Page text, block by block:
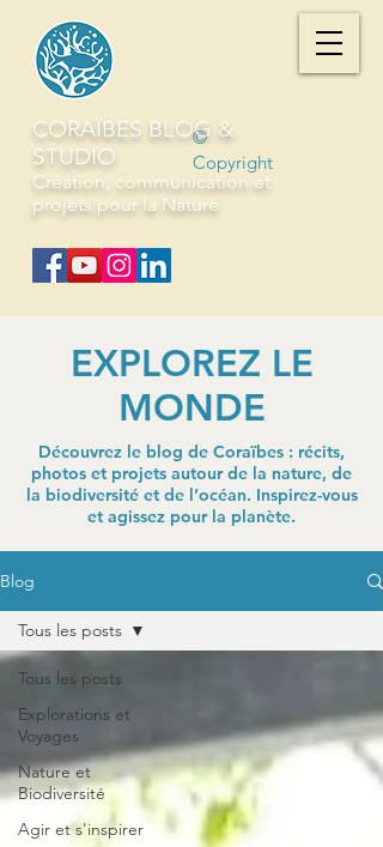
©
Copyright
CORAÏBES BLOG &
STUDIO
Création, communication et
projets pour la Nature
EXPLOREZ LE
MONDE
Découvrez le blog de Coraïbes : récits,
photos et projets autour de la nature, de
la biodiversité et de l’océan. Inspirez-vous
et agissez pour la planète.
Blog
Tous les posts
Explorations et
Voyages
Nature et
Biodiversité
Agir et s'inspirer
Tous les posts